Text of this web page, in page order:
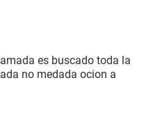
es buscado toda la
no medada ocion a